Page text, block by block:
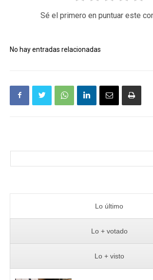
Sé el primero en puntuar este
No hay entradas relacionadas
Lo último
Lo + votado
Lo + visto